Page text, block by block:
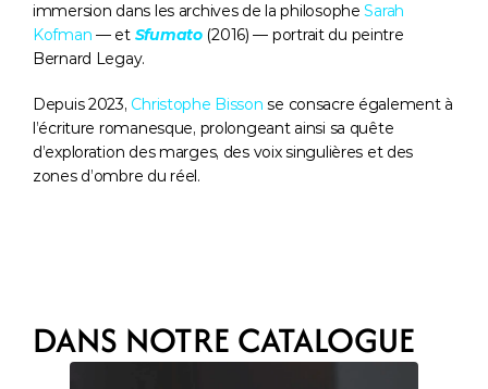
immersion dans les archives de la philosophe Sarah
Kofman — et Sfumato (2016) — portrait du peintre
Bernard Legay.
Depuis 2023, Christophe Bisson se consacre également à
l’écriture romanesque, prolongeant ainsi sa quête
d’exploration des marges, des voix singulières et des
zones d’ombre du réel.
DANS NOTRE CATALOGUE